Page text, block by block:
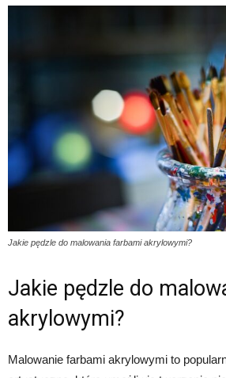
Jakie pędzle do malowania farbami akrylowymi?
Jakie pędzle do
akrylowymi?
Malowanie farbami akrylowymi to